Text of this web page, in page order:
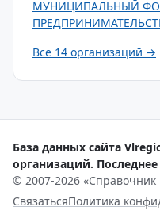
МУНИЦИПАЛЬНЫЙ
Все 14 организаций →
База данных сайта
организаций.
© 2007-2026
СвязатьсяПолитика